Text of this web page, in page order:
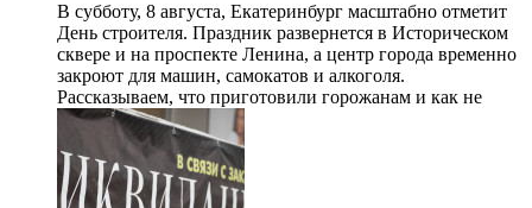
В субботу, 8 августа, Екатеринбург масштабно отметит
День строителя. Праздник развернется в Историческом
сквере и на проспекте Ленина, а центр города временно
закроют для машин, самокатов и алкоголя.
Рассказываем, что приготовили горожанам и как не